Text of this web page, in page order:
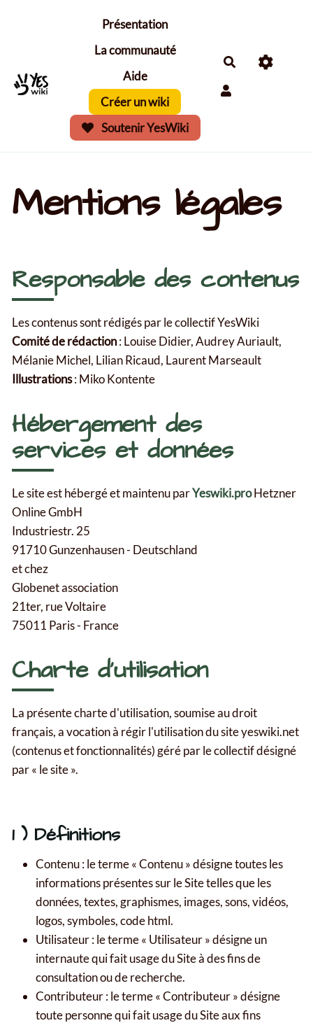
Aller au contenu principal
Présentation
La communauté
Aide
Créer un wiki
Soutenir YesWiki
Mentions légales
Responsable des contenus
Les contenus sont rédigés par le collectif YesWiki
Comité de rédaction: Louise Didier, Audrey Auriault,
Mélanie Michel, Lilian Ricaud, Laurent Marseault
Illustrations: Miko Kontente
Hébergement des
services et données
Le site est hébergé et maintenu parYeswiki.proHetzner
Online GmbH
Industriestr. 25
91710 Gunzenhausen - Deutschland
et chez
Globenet association
21ter, rue Voltaire
75011 Paris - France
Charte d'utilisation
La présente charte d'utilisation, soumise au droit
français, a vocation à régir l'utilisation du site yeswiki.net
(contenus et fonctionnalités) géré par le collectif désigné
par « le site ».
1 ) Définitions
Contenu : le terme « Contenu » désigne toutes les
informations présentes sur le Site telles que les
données, textes, graphismes, images, sons, vidéos,
logos, symboles, code html.
Utilisateur : le terme « Utilisateur » désigne un
internaute qui fait usage du Site à des fins de
consultation ou de recherche.
Contributeur : le terme « Contributeur » désigne
toute personne qui fait usage du Site aux fins